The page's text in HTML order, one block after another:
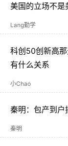
美国的立场不是
Lang勤学
科创50创新高
有什么关系
小Chao
秦明：包产到户
秦明